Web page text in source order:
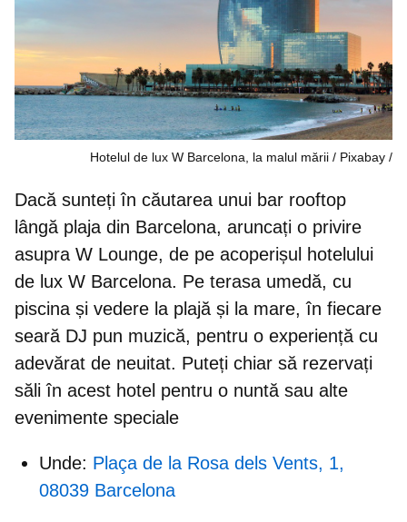
Hotelul de lux W Barcelona, la malul mării / Pixabay
Dacă sunteți în căutarea unui bar rooftop
lângă plaja din Barcelona, aruncați o privire
asupra W Lounge, de pe acoperișul hotelului
de lux W Barcelona. Pe terasa umedă, cu
piscina și vedere la plajă și la mare, în fiecare
seară DJ pun muzică, pentru o experiență cu
adevărat de neuitat. Puteți chiar să rezervați
săli în acest hotel pentru o nuntă sau alte
evenimente speciale
Unde: Plaça de la Rosa dels Vents, 1,
08039 Barcelona